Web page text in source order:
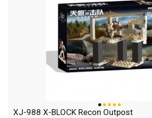
XJ-988 X-BLOCK Recon Outpost